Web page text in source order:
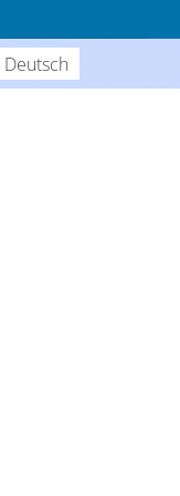
Deutsch